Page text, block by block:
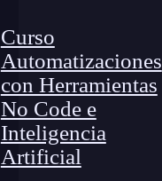
Curso
Automatizaciones
con Herramientas
No Code e
Inteligencia
Artificial